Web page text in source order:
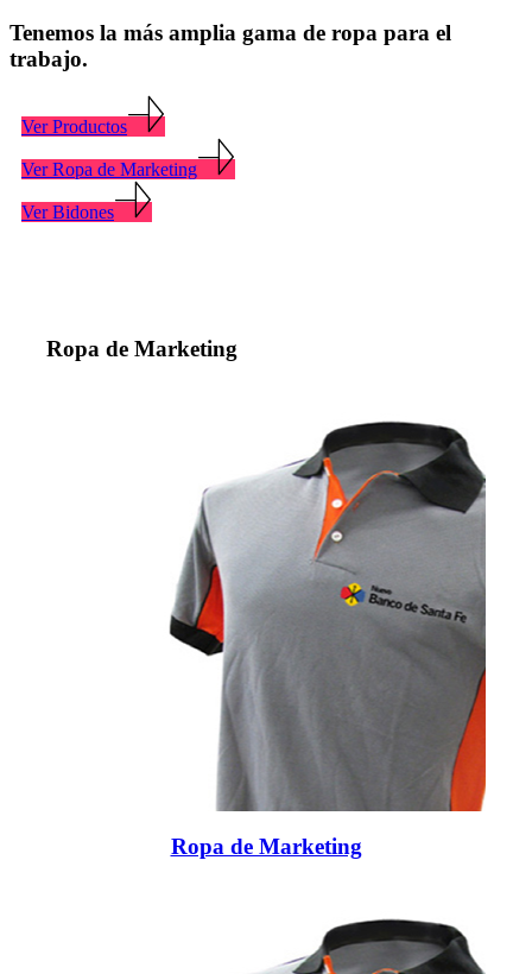
Tenemos la más amplia gama de ropa para el
trabajo.
Ver Productos
Ver Ropa de Marketing
Ver Bidones
Ropa de Marketing
Ropa de Marketing